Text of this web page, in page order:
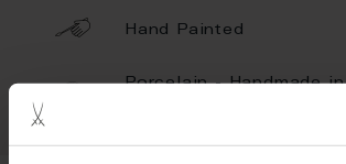
Hand Painted
Porcelain - Handmade in